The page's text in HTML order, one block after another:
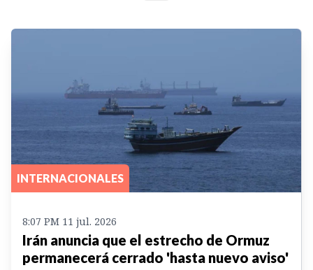
INTERNACIONALES
8:07 PM 11 jul. 2026
Irán anuncia que el estrecho de Ormuz
permanecerá cerrado 'hasta nuevo aviso'